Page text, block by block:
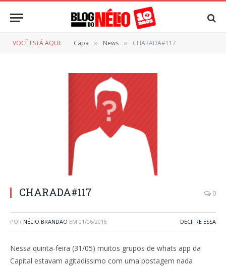
VOCÊ ESTÁ AQUI: Capa » News » CHARADA#117
CHARADA#117 0
POR NÉLIO BRANDÃO EM 01/06/2018 DECIFRE ESSA
Nessa quinta-feira (31/05) muitos grupos de whats app da
Capital estavam agitadíssimo com uma postagem nada